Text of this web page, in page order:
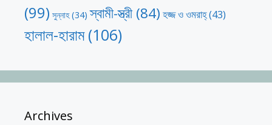
(99) সুন্নাহ(34) স্বামী-স্ত্রী(84) হজ্জ ও ওমরাহ্‌(43)
হালাল-হারাম(106)
Archives